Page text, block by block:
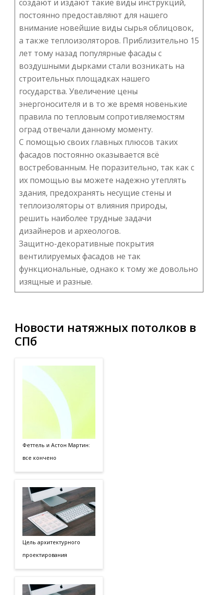
создают и издают такие виды инструкций,
постоянно предоставляют для нашего
внимание новейшие виды сырья облицовок,
а также теплоизоляторов. Приблизительно 15
лет тому назад популярные фасады с
воздушными дырками стали возникать на
строительных площадках нашего
государства. Увеличение цены
энергоносителя и в то же время новенькие
правила по тепловым сопротивляемостям
оград отвечали данному моменту.
С помощью своих главных плюсов таких
фасадов постоянно оказывается всё
востребованным. Не поразительно, так как с
их помощью вы можете надежно утеплять
здания, предохранять несущие стены и
теплоизоляторы от влияния природы,
решить наиболее трудные задачи
дизайнеров и археологов.
Защитно-декоративные покрытия
вентилируемых фасадов не так
функциональные, однако к тому же довольно
изящные и разные.
Новости натяжных потолков в
СПб
Феттель и Астон Мартин:
все кончено
Цель архитектурного
проектирования